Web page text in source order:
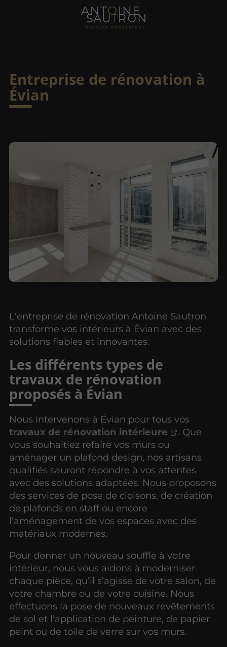
Entreprise de rénovation à
Évian
L'entreprise de rénovation Antoine Sautron
transforme vos intérieurs à Évian avec des
solutions fiables et innovantes.
Les différents types de
travaux de rénovation
proposés à Évian
Nous intervenons à Évian pour tous vos
travaux de rénovation intérieure
. Que
vous souhaitiez refaire vos murs ou
aménager un plafond design, nos artisans
qualifiés sauront répondre à vos attentes
avec des solutions adaptées. Nous proposons
des services de pose de cloisons, de création
de plafonds en staff ou encore
l’aménagement de vos espaces avec des
matériaux modernes.
Pour donner un nouveau souffle à votre
intérieur, nous vous aidons à moderniser
chaque pièce, qu’il s’agisse de votre salon, de
votre chambre ou de votre cuisine. Nous
effectuons la pose de nouveaux revêtements
de sol et l’application de peinture, de papier
peint ou de toile de verre sur vos murs.